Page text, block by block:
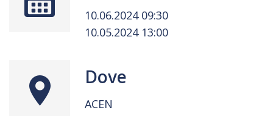
10.06.2024 09:30
10.05.2024 13:00
Dove
ACEN